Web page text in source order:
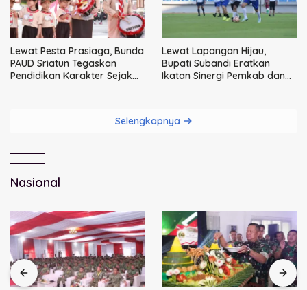
Lewat Pesta Prasiaga, Bunda
PAUD Sriatun Tegaskan
Pendidikan Karakter Sejak
Lewat Lapangan Hijau,
Bupati Subandi Eratkan
Ikatan Sinergi Pemkab dan
Selengkapnya
Nasional